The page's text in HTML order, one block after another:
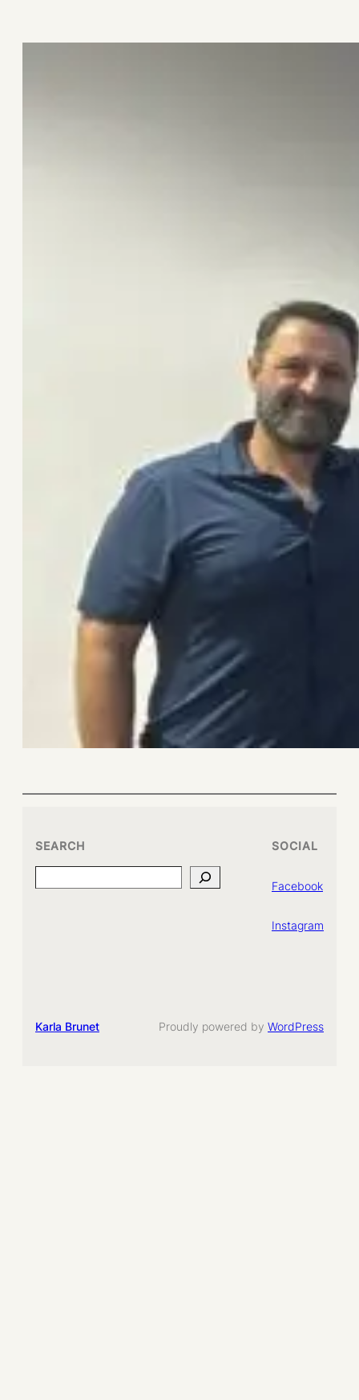
SEARCH
Search
SOCIAL
Facebook
Instagram
Karla Brunet Proudly powered by WordPress